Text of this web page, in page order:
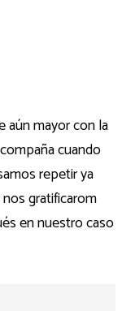
aún mayor con la
cuando
repetir ya
gratificarom
en nuestro caso